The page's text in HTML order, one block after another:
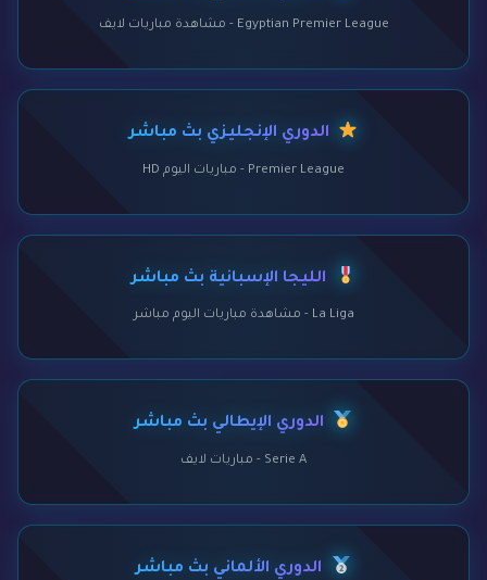
Egyptian Premier League - مشاهدة مباريات لايف
الدوري الإنجليزي بث مباشر
Premier League - مباريات اليوم HD
الليجا الإسبانية بث مباشر
La Liga - مشاهدة مباريات اليوم مباشر
الدوري الإيطالي بث مباشر
Serie A - مباريات لايف
الدوري الألماني بث مباشر